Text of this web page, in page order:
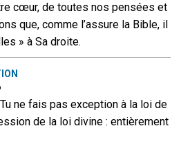
cœur, de toutes nos pensées et
que, comme l’assure la Bible, il
» à Sa droite.
ne fais pas exception à la loi de
de la loi divine : entièrement